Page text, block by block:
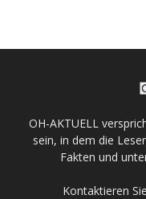
OH-AKTUELL
sein, in dem die
Fakten und
Kontaktieren